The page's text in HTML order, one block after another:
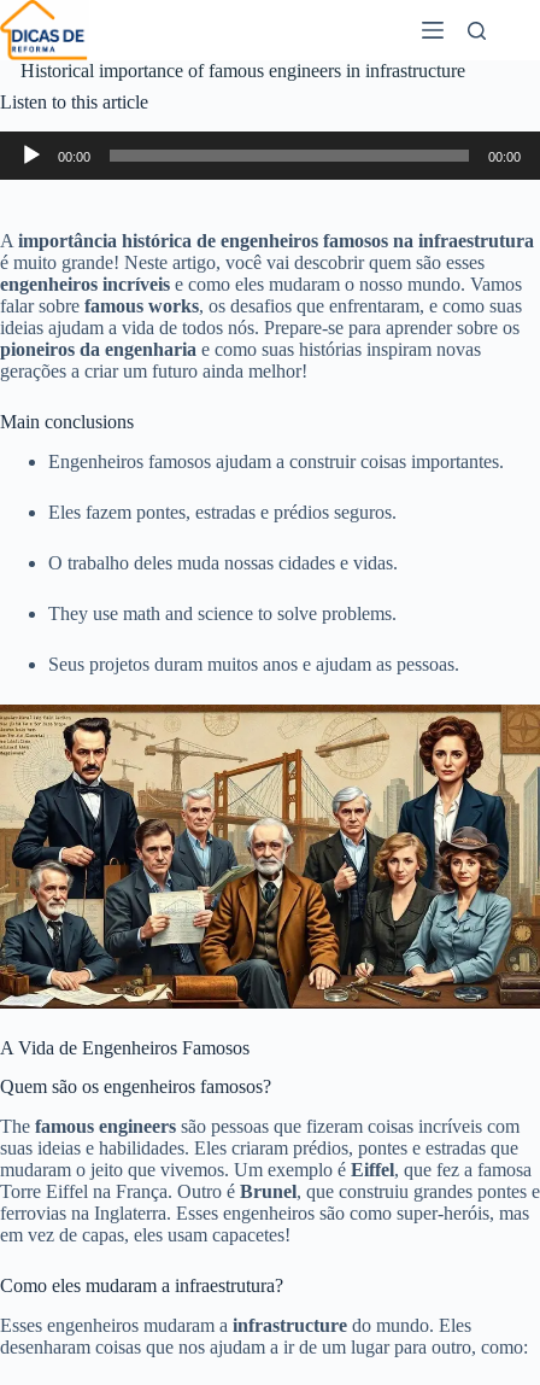
Historical importance of famous engineers in infrastructure
Listen to this article
Audio
Player
00:00 00:00
A importância histórica de engenheiros famosos na infraestrutura
é muito grande! Neste artigo, você vai descobrir quem são esses
engenheiros incríveis e como eles mudaram o nosso mundo. Vamos
falar sobre famous works, os desafios que enfrentaram, e como suas
ideias ajudam a vida de todos nós. Prepare-se para aprender sobre os
pioneiros da engenharia e como suas histórias inspiram novas
gerações a criar um futuro ainda melhor!
Main conclusions
Engenheiros famosos ajudam a construir coisas importantes.
Eles fazem pontes, estradas e prédios seguros.
O trabalho deles muda nossas cidades e vidas.
They use math and science to solve problems.
Seus projetos duram muitos anos e ajudam as pessoas.
A Vida de Engenheiros Famosos
Quem são os engenheiros famosos?
The famous engineers são pessoas que fizeram coisas incríveis com
suas ideias e habilidades. Eles criaram prédios, pontes e estradas que
mudaram o jeito que vivemos. Um exemplo é Eiffel, que fez a famosa
Torre Eiffel na França. Outro é Brunel, que construiu grandes pontes e
ferrovias na Inglaterra. Esses engenheiros são como super-heróis, mas
em vez de capas, eles usam capacetes!
Como eles mudaram a infraestrutura?
Esses engenheiros mudaram a infrastructure do mundo. Eles
desenharam coisas que nos ajudam a ir de um lugar para outro, como: